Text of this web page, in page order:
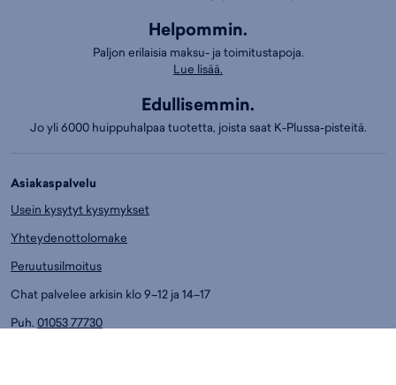
Helpommin.
Paljon erilaisia maksu- ja toimitustapoja.
Lue lisää.
Edullisemmin.
Jo yli 6000 huippuhalpaa tuotetta, joista saat K-Plussa-pisteitä.
Asiakaspalvelu
Usein kysytyt kysymykset
Yhteydenottolomake
Peruutusilmoitus
Chat palvelee arkisin klo 9–12 ja 14–17
Puh. 01053 77730